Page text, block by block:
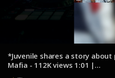
*Juvenile shares a story
Mafia - 112K views 1:01 |